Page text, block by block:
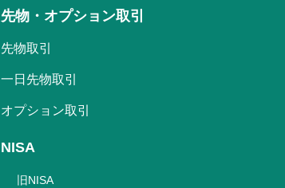
先物・オプション取引
先物取引
一日先物取引
オプション取引
NISA
旧NISA